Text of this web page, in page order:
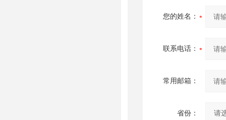
您的姓名：
联系电话：
常用邮箱：
省份：